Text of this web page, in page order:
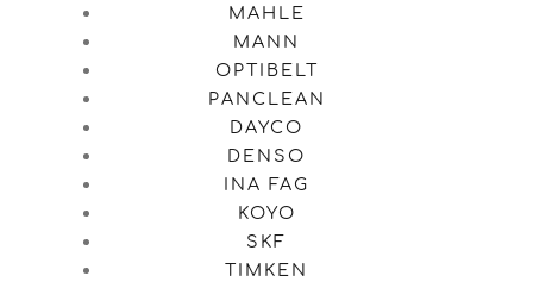
MAHLE
MANN
OPTIBELT
PANCLEAN
DAYCO
DENSO
INA FAG
KOYO
SKF
TIMKEN